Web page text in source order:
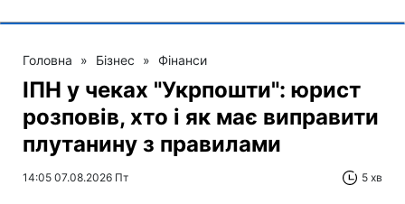
Головна » Бізнес » Фінанси
ІПН у чеках "Укрпошти": юрист
розповів, хто і як має виправити
плутанину з правилами
14:05 07.08.2026 Пт 5 хв